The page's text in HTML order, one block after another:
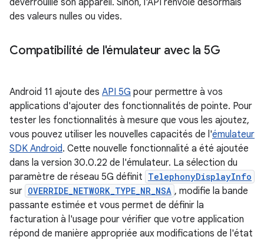
déverrouillé son appareil. Sinon, l'API renvoie désormais
des valeurs nulles ou vides.
Compatibilité de l'émulateur avec la 5G
Android 11 ajoute des API 5G pour permettre à vos
applications d'ajouter des fonctionnalités de pointe. Pour
tester les fonctionnalités à mesure que vous les ajoutez,
vous pouvez utiliser les nouvelles capacités de l'émulateur
SDK Android. Cette nouvelle fonctionnalité a été ajoutée
dans la version 30.0.22 de l'émulateur. La sélection du
paramètre de réseau 5G définit TelephonyDisplayInfo
sur OVERRIDE_NETWORK_TYPE_NR_NSA , modifie la bande
passante estimée et vous permet de définir la
facturation à l'usage pour vérifier que votre application
répond de manière appropriée aux modifications de l'état